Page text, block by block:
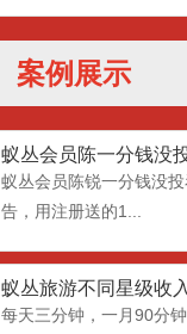
案例展示
蚁丛会员陈一分钱没
笔记本电脑
蚁丛会员陈锐一分钱没
告，用注册送的1...
蚁丛旅游不同星级收
条件
每天三分钟，一月90分